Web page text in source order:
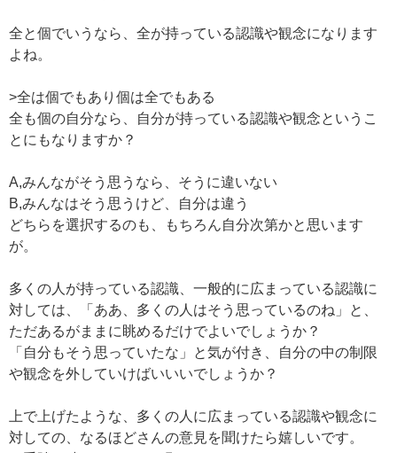
全と個でいうなら、全が持っている認識や観念になります
よね。
>全は個でもあり個は全でもある
全も個の自分なら、自分が持っている認識や観念というこ
とにもなりますか？
A,みんながそう思うなら、そうに違いない
B,みんなはそう思うけど、自分は違う
どちらを選択するのも、もちろん自分次第かと思います
が。
多くの人が持っている認識、一般的に広まっている認識に
対しては、「ああ、多くの人はそう思っているのね」と、
ただあるがままに眺めるだけでよいでしょうか？
「自分もそう思っていたな」と気が付き、自分の中の制限
や観念を外していけばいいいでしょうか？
上で上げたような、多くの人に広まっている認識や観念に
対しての、なるほどさんの意見を聞けたら嬉しいです。